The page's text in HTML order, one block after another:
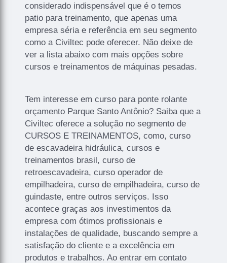
considerado indispensável que é o temos
patio para treinamento, que apenas uma
empresa séria e referência em seu segmento
como a Civiltec pode oferecer. Não deixe de
ver a lista abaixo com mais opções sobre
cursos e treinamentos de máquinas pesadas.
Tem interesse em curso para ponte rolante
orçamento Parque Santo Antônio? Saiba que a
Civiltec oferece a solução no segmento de
CURSOS E TREINAMENTOS, como, curso
de escavadeira hidráulica, cursos e
treinamentos brasil, curso de
retroescavadeira, curso operador de
empilhadeira, curso de empilhadeira, curso de
guindaste, entre outros serviços. Isso
acontece graças aos investimentos da
empresa com ótimos profissionais e
instalações de qualidade, buscando sempre a
satisfação do cliente e a excelência em
produtos e trabalhos. Ao entrar em contato